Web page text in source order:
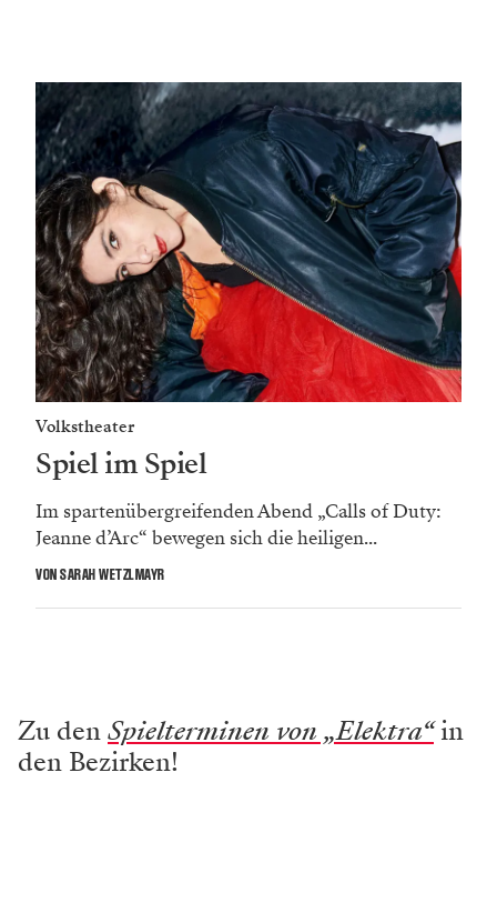
Volkstheater
Spiel im Spiel
Im spartenübergreifenden Abend „Calls of Duty:
Jeanne d’Arc“ bewegen sich die heiligen...
VON SARAH WETZLMAYR
Zu denSpielterminen von „Elektra“in
den Bezirken!